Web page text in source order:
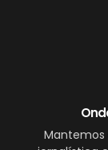
Mantemos